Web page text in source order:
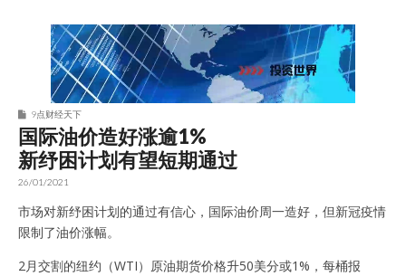
9点股票
9点财经天下
国际油价造好涨逾1%
新纾困计划有望短期通过
26/01/2021
市场对新纾困计划的通过有信心，国际油价周一造好，但新冠疫情
限制了油价涨幅。
2月交割的纽约（WTI）原油期货价格升50美分或1%，每桶报